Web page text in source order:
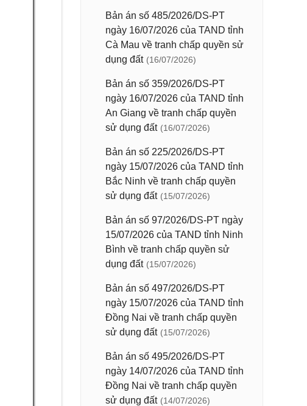
Bản án số 485/2026/DS-PT
ngày 16/07/2026 của TAND tỉnh
Cà Mau về tranh chấp quyền sử
dụng đất (16/07/2026)
Bản án số 359/2026/DS-PT
ngày 16/07/2026 của TAND tỉnh
An Giang về tranh chấp quyền
sử dụng đất (16/07/2026)
Bản án số 225/2026/DS-PT
ngày 15/07/2026 của TAND tỉnh
Bắc Ninh về tranh chấp quyền
sử dụng đất (15/07/2026)
Bản án số 97/2026/DS-PT ngày
15/07/2026 của TAND tỉnh Ninh
Bình về tranh chấp quyền sử
dụng đất (15/07/2026)
Bản án số 497/2026/DS-PT
ngày 15/07/2026 của TAND tỉnh
Đồng Nai về tranh chấp quyền
sử dụng đất (15/07/2026)
Bản án số 495/2026/DS-PT
ngày 14/07/2026 của TAND tỉnh
Đồng Nai về tranh chấp quyền
sử dụng đất (14/07/2026)